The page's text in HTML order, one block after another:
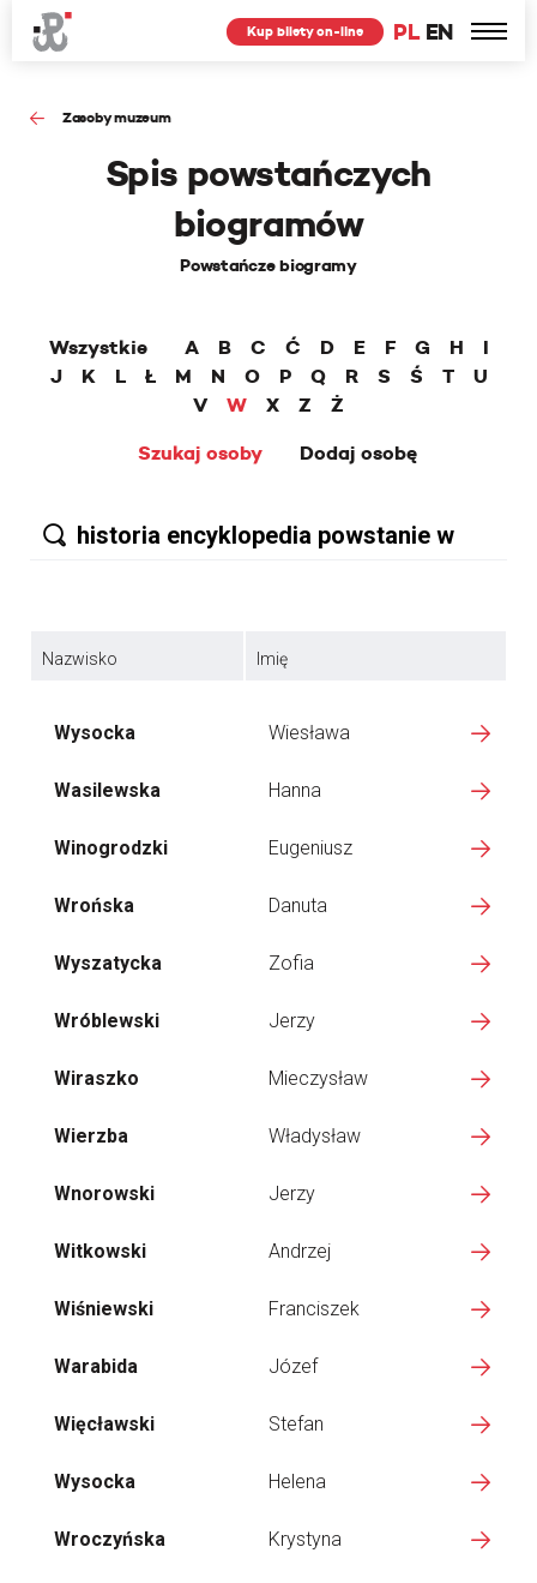
PL EN
Kup bilety on-line
Zasoby muzeum
Spis powstańczych
biogramów
Powstańcze biogramy
Wszystkie A B C Ć D E F G H
I
J
K L Ł M N O P Q R S Ś T
U
V
W X Z
Ż
Szukaj osoby
Dodaj osobę
Nazwisko Imię
Wysocka Wiesława
Wasilewska Hanna
Winogrodzki Eugeniusz
Wrońska Danuta
Wyszatycka Zofia
Wróblewski Jerzy
Wiraszko Mieczysław
Wierzba Władysław
Wnorowski Jerzy
Witkowski Andrzej
Wiśniewski Franciszek
Warabida Józef
Więcławski Stefan
Wysocka Helena
Wroczyńska Krystyna